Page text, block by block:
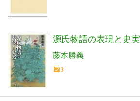
源氏物語の表現と史実
藤本勝義
3